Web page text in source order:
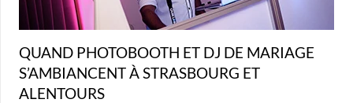
QUAND PHOTOBOOTH ET DJ DE MARIAGE
S’AMBIANCENT À STRASBOURG ET
ALENTOURS